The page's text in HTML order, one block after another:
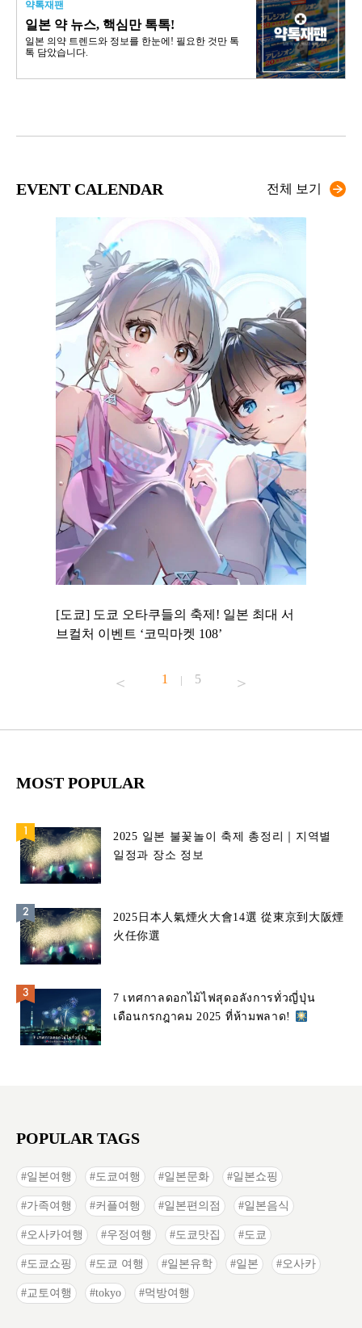
약톡재팬
일본 약 뉴스, 핵심만 톡톡!
일본 의약 트렌드와 정보를 한눈에! 필요한 것만 톡
톡 담았습니다.
EVENT CALENDAR 전체 보기
[도쿄] 도쿄 오타쿠들의 축제! 일본 최대 서
브컬처 이벤트 ‘코믹마켓 108’
1 | 5
MOST POPULAR
2025 일본 불꽃놀이 축제 총정리｜지역별
일정과 장소 정보
2025日本人氣煙火大會14選 從東京到大阪煙
火任你選
7 เทศกาลดอกไม้ไฟสุดอลังการทั่วญี่ปุ่น
เดือนกรกฎาคม 2025 ที่ห้ามพลาด!
POPULAR TAGS
일본여행 도쿄여행 일본문화 일본쇼핑
가족여행 커플여행 일본편의점 일본음식
오사카여행 우정여행 도쿄맛집 도쿄
도쿄쇼핑 도쿄 여행 일본유학 일본 오사카
교토여행 tokyo 먹방여행